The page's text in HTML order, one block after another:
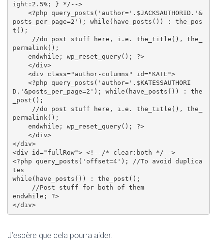
ight:2.5%; } */-->
posts_per_page=2'); while(have_posts()) : the_pos
t();
permalink();
D.'&posts_per_page=2'); while(have_posts()) : the
_post();
permalink();
</div>
<div id="fullRow"> <!--/* clear:both */-->
<?php query_posts('offset=4'); //To avoid duplica
tes
while(have_posts()) : the_post();
endwhile; ?>
</div>
J’espère que cela pourra aider.